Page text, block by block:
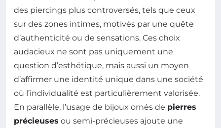
des piercings plus controversés, tels que ceux
sur des zones intimes, motivés par une quête
d’authenticité ou de sensations. Ces choix
audacieux ne sont pas uniquement une
question d’esthétique, mais aussi un moyen
d’affirmer une identité unique dans une société
où l’individualité est particulièrement valorisée.
En parallèle, l’usage de bijoux ornés de pierres
précieuses ou semi-précieuses ajoute une